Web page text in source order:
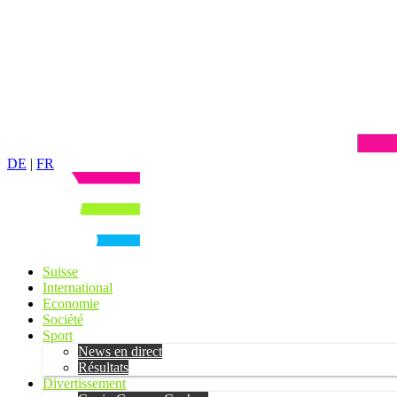
DE | FR
Suisse
International
Economie
Société
Sport
News en direct
Résultats
Divertissement